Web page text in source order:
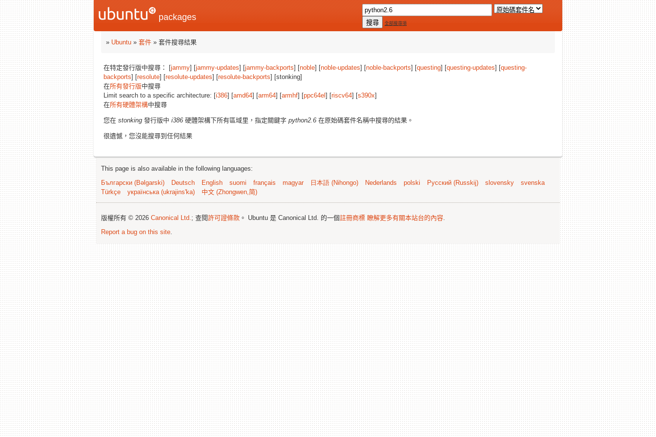
packages
全部搜尋項
» Ubuntu » 套件 » 套件搜尋結果
在特定發行版中搜尋： [jammy] [jammy-updates] [jammy-backports] [noble] [noble-updates] [noble-backports] [questing] [questing-updates] [questing-
backports] [resolute] [resolute-updates] [resolute-backports] [stonking]
在所有發行版中搜尋
Limit search to a specific architecture: [i386] [amd64] [arm64] [armhf] [ppc64el ] [riscv64] [s390x]
在所有硬體架構中搜尋
您在 stonking 發行版中 i386 硬體架構下所有區域里，指定關鍵字 python2.6 在原始碼套件名稱中搜尋的結果。
很遺憾，您沒能搜尋到任何結果
This page is also available in the following languages:
Български (Bəlgarski)
Deutsch English suomi français magyar 日本語 (Nihongo) Nederlands polski Русский (Russkij) slovensky
svenska
Türkçe
українська (ukrajins'ka) 中文 (Zhongwen,简)
版權所有 © 2026 Canonical Ltd.; 查閱許可證條款 。 Ubuntu 是 Canonical Ltd. 的一個註冊商標 瞭解更多有關本站台的內容.
Report a bug on this site.